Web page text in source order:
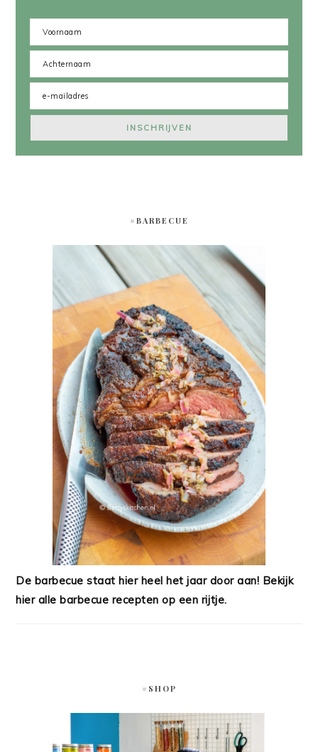
#BARBECUE
De barbecue staat hier heel het jaar door aan! Bekijk
hier alle barbecue recepten op een rijtje.
#SHOP